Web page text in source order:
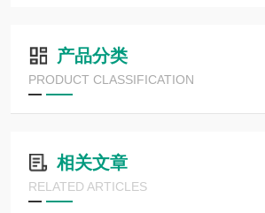
产品分类
PRODUCT CLASSIFICATION
相关文章
RELATED ARTICLES